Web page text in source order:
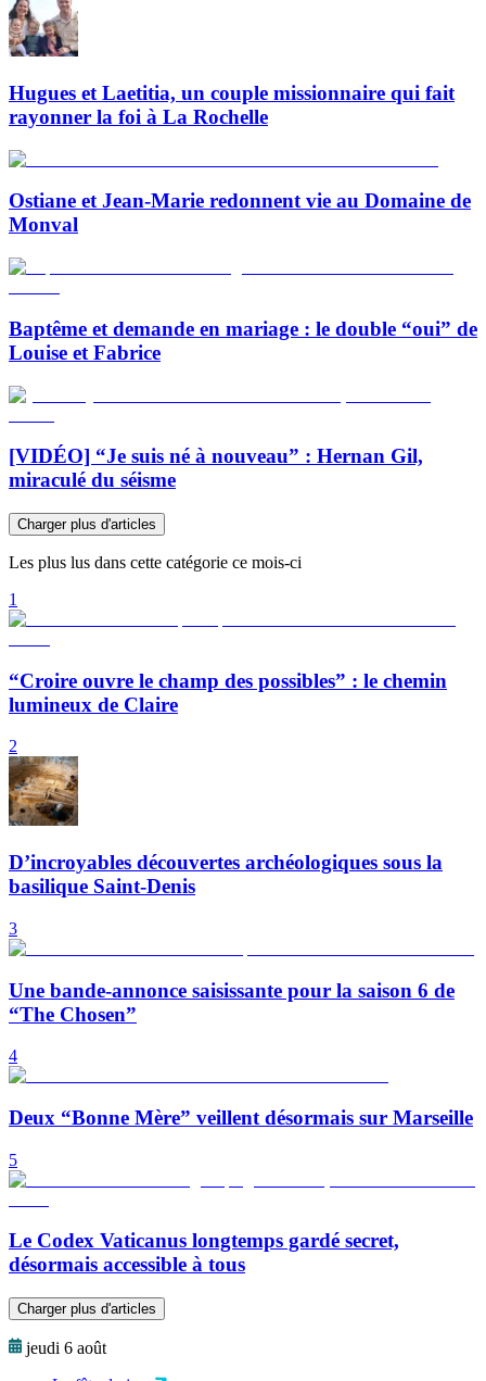
Hugues et Laetitia, un couple missionnaire qui fait
rayonner la foi à La Rochelle
Ostiane et Jean-Marie redonnent vie au Domaine de
Monval
Baptême et demande en mariage : le double “oui” de
Louise et Fabrice
[VIDÉO] “Je suis né à nouveau” : Hernan Gil,
miraculé du séisme
Charger plus d'articles
Les plus lus dans cette catégorie ce mois-ci
1
“Croire ouvre le champ des possibles” : le chemin
lumineux de Claire
2
D’incroyables découvertes archéologiques sous la
basilique Saint-Denis
3
Une bande-annonce saisissante pour la saison 6 de
“The Chosen”
4
Deux “Bonne Mère” veillent désormais sur Marseille
5
Le Codex Vaticanus longtemps gardé secret,
désormais accessible à tous
Charger plus d'articles
jeudi 6 août